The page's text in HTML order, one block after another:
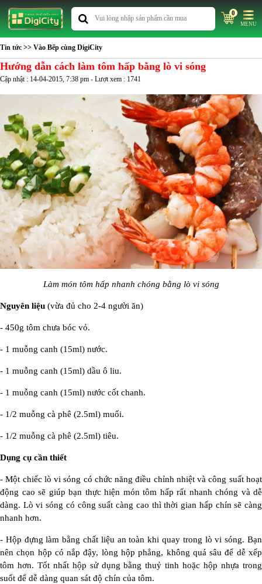
0
MENU
Tin tức >> Vào Bếp cùng DigiCity
Hướng dẫn cách làm tôm hấp bằng lò vi sóng
Cập nhật : 14-04-2015, 7:38 pm - Lượt xem : 1741
Làm món tôm hấp nhanh chóng bằng lò vi sóng
Nguyên liệu (vừa đủ cho 2-4 người ăn)
- 450g tôm chưa bóc vỏ.
- 1 muỗng canh (15ml) nước.
- 1 muỗng canh (15ml) dầu ô liu.
- 1 muỗng canh (15ml) nước cốt chanh.
- 1/2 muỗng cà phê (2.5ml) muối.
- 1/2 muỗng cà phê (2.5ml) tiêu.
Dụng cụ cần thiết
- Một chiếc lò vi sóng có chức năng điều chỉnh nhiệt và công suất hoạt
động cao sẽ giúp bạn thực hiện món tôm hấp rất nhanh chóng và dễ
dàng. Lò vi sóng có công suất càng cao thì thời gian hấp chín sẽ càng
nhanh hơn.
- Hộp đựng làm bằng chất liệu an toàn khi quay trong lò vi sóng. Bạn
nên chọn hộp có nắp đậy, lòng hộp phẳng, không quá sâu để dễ xếp
tôm hơn. Tốt nhất hộp sử dụng bằng thuỷ tinh hoặc hộp nhựa trong
suốt để dễ dàng quan sát độ chín của tôm.